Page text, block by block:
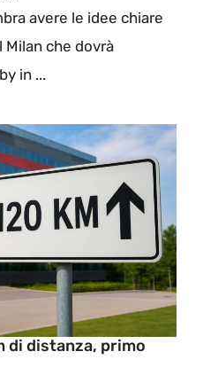
avere le idee chiare
Milan che dovrà
in ...
di distanza, primo